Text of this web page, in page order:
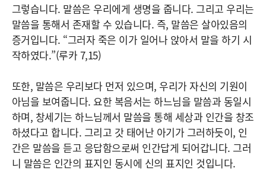
그렇습니다. 말씀은 우리에게 생명을 줍니다. 그리고 우리는
말씀을 통해서 존재할 수 있습니다. 즉, 말씀은 살아있음의
증거입니다. “그러자 죽은 이가 일어나 앉아서 말을 하기 시
작하였다.”(루카 7,15)
또한, 말씀은 우리보다 먼저 있으며, 우리가 자신의 기원이
아님을 보여줍니다. 요한 복음서는 하느님을 말씀과 동일시
하며, 창세기는 하느님께서 말씀을 통해 세상과 인간을 창조
하셨다고 합니다. 그리고 갓 태어난 아기가 그러하듯이, 인
간은 말씀을 듣고 응답함으로써 인간답게 되어갑니다. 그러
니 말씀은 인간의 표지인 동시에 신의 표지인 것입니다.